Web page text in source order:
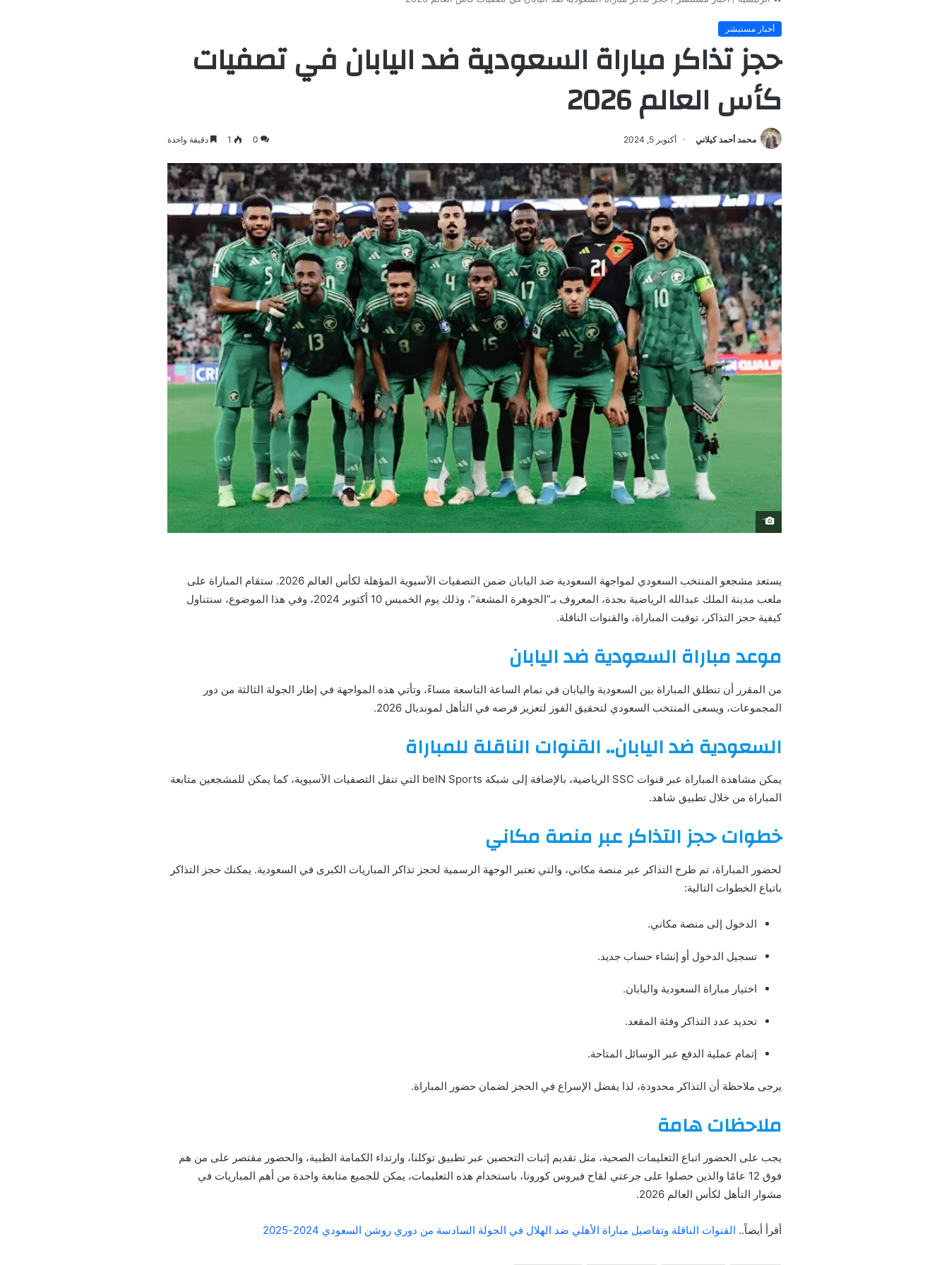
أخبار مستبشر
حجز تذاكر مباراة السعودية ضد اليابان في تصفيات
كأس العالم 2026
محمد أحمد كيلاني أكتوبر 5, 2024 0
1 دقيقة واحدة
َ
يستعد مشجعو المنتخب السعودي لمواجهة السعودية ضد اليابان ضمن التصفيات الآسيوية المؤهلة لكأس العالم 2026. ستقام المباراة على
ملعب مدينة الملك عبدالله الرياضية بجدة، المعروف بـ”الجوهرة المشعة”، وذلك يوم الخميس 10 أكتوبر 2024، وفي هذا الموضوع، سنتناول
كيفية حجز التذاكر، توقيت المباراة، والقنوات الناقلة.
موعد مباراة السعودية ضد اليابان
من المقرر أن تنطلق المباراة بين السعودية واليابان في تمام الساعة التاسعة مساءً، وتأتي هذه المواجهة في إطار الجولة الثالثة من دور
المجموعات، ويسعى المنتخب السعودي لتحقيق الفوز لتعزيز فرصه في التأهل لمونديال 2026.
السعودية ضد اليابان.. القنوات الناقلة للمباراة
يمكن مشاهدة المباراة عبر قنوات SSC الرياضية، بالإضافة إلى شبكة beIN Sports التي تنقل التصفيات الآسيوية، كما يمكن للمشجعين متابعة
المباراة من خلال تطبيق شاهد.
خطوات حجز التذاكر عبر منصة مكاني
لحضور المباراة، تم طرح التذاكر عبر منصة مكاني، والتي تعتبر الوجهة الرسمية لحجز تذاكر المباريات الكبرى في السعودية. يمكنك حجز التذاكر
باتباع الخطوات التالية:
الدخول إلى منصة مكاني.
تسجيل الدخول أو إنشاء حساب جديد.
اختيار مباراة السعودية واليابان.
تحديد عدد التذاكر وفئة المقعد.
إتمام عملية الدفع عبر الوسائل المتاحة.
يرجى ملاحظة أن التذاكر محدودة، لذا يفضل الإسراع في الحجز لضمان حضور المباراة.
ملاحظات هامة
يجب على الحضور اتباع التعليمات الصحية، مثل تقديم إثبات التحصين عبر تطبيق توكلنا، وارتداء الكمامة الطبية، والحضور مقتصر على من هم
فوق 12 عامًا والذين حصلوا على جرعتي لقاح فيروس كورونا، باستخدام هذه التعليمات، يمكن للجميع متابعة واحدة من أهم المباريات في
مشوار التأهل لكأس العالم 2026.
أقرأ أيضاً.. القنوات الناقلة وتفاصيل مباراة الأهلي ضد الهلال في الجولة السادسة من دوري روشن السعودي 2024-2025